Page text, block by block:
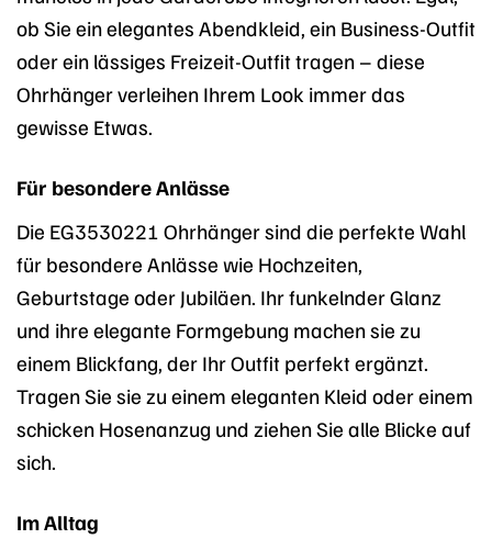
ob Sie ein elegantes Abendkleid, ein Business-Outfit
oder ein lässiges Freizeit-Outfit tragen – diese
Ohrhänger verleihen Ihrem Look immer das
gewisse Etwas.
Für besondere Anlässe
Die EG3530221 Ohrhänger sind die perfekte Wahl
für besondere Anlässe wie Hochzeiten,
Geburtstage oder Jubiläen. Ihr funkelnder Glanz
und ihre elegante Formgebung machen sie zu
einem Blickfang, der Ihr Outfit perfekt ergänzt.
Tragen Sie sie zu einem eleganten Kleid oder einem
schicken Hosenanzug und ziehen Sie alle Blicke auf
sich.
Im Alltag